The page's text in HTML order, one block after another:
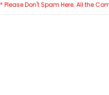
* Please Don't Spam Here. All the